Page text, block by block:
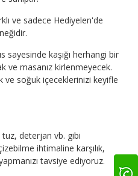
ve sadece Hediyelen'de
sayesinde kaşığı herhangi bir
ve masanız kirlenmeyecek.
ve soğuk içeceklerinizi keyifle
tuz, deterjan vb. gibi
ihtimaline karşılık,
tavsiye ediyoruz.